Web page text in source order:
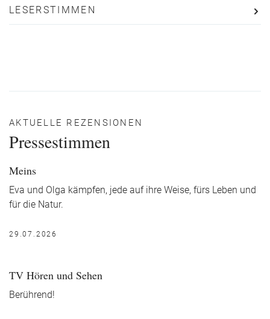
LESERSTIMMEN
AKTUELLE REZENSIONEN
Pressestimmen
Meins
Eva und Olga kämpfen, jede auf ihre Weise, fürs Leben und
für die Natur.
29.07.2026
TV Hören und Sehen
Berührend!